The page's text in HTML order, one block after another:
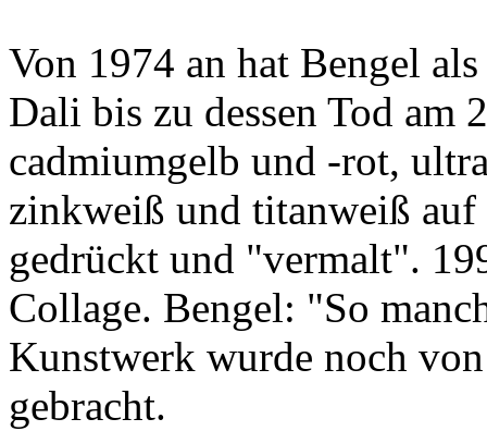
Von 1974 an hat Bengel
Dali bis zu dessen Tod am
cadmiumgelb und -rot,
zinkweiß und titanweiß
gedrückt und "vermalt".
Collage. Bengel: "So
Kunstwerk wurde noch
gebracht.